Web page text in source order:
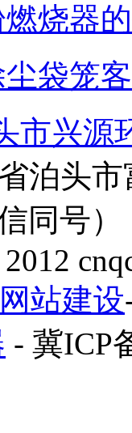
烧器
袋笼
市兴源
泊头
信同号
站建设
- 冀ICP